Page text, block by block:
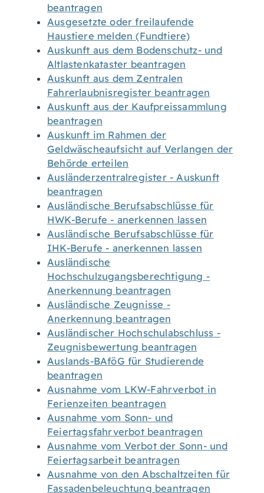
beantragen
Ausgesetzte oder freilaufende
Haustiere melden (Fundtiere)
Auskunft aus dem Bodenschutz- und
Altlastenkataster beantragen
Auskunft aus dem Zentralen
Fahrerlaubnisregister beantragen
Auskunft aus der Kaufpreissammlung
beantragen
Auskunft im Rahmen der
Geldwäscheaufsicht auf Verlangen der
Behörde erteilen
Ausländerzentralregister - Auskunft
beantragen
Ausländische Berufsabschlüsse für
HWK-Berufe - anerkennen lassen
Ausländische Berufsabschlüsse für
IHK-Berufe - anerkennen lassen
Ausländische
Hochschulzugangsberechtigung -
Anerkennung beantragen
Ausländische Zeugnisse -
Anerkennung beantragen
Ausländischer Hochschulabschluss -
Zeugnisbewertung beantragen
Auslands-BAföG für Studierende
beantragen
Ausnahme vom LKW-Fahrverbot in
Ferienzeiten beantragen
Ausnahme vom Sonn- und
Feiertagsfahrverbot beantragen
Ausnahme vom Verbot der Sonn- und
Feiertagsarbeit beantragen
Ausnahme von den Abschaltzeiten für
Fassadenbeleuchtung beantragen